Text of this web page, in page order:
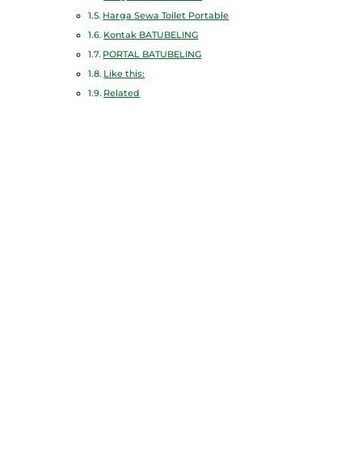
Harga Sewa Toilet Portable
Kontak BATUBELING
PORTAL BATUBELING
Like this:
Related